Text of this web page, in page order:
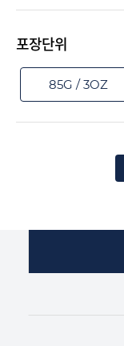
포장단위
85G / 3OZ